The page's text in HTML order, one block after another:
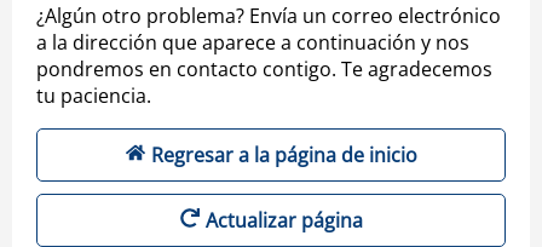
¿Algún otro problema? Envía un correo electrónico
a la dirección que aparece a continuación y nos
pondremos en contacto contigo. Te agradecemos
tu paciencia.
Regresar a la página de inicio
Actualizar página